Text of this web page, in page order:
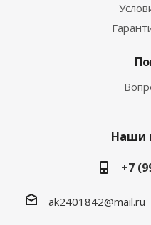
Наши
+7
ak2401842@mail.ru